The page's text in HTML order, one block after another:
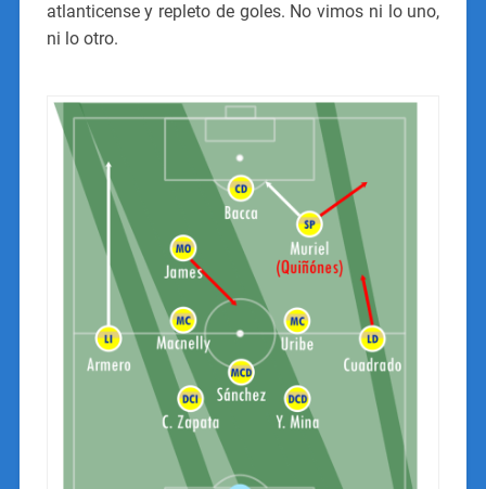
atlanticense y repleto de goles. No vimos ni lo uno,
ni lo otro.